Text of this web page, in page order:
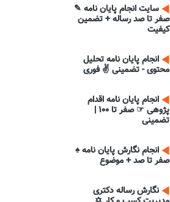
سایت انجام پایان نامه ✎
صفر تا صد رساله + تضمین
کیفیت
انجام پایان نامه تحلیل
محتوی - تضمینی ✌ فوری
انجام پایان نامه اقدام
پژوهی ☞ صفر تا 100 |
تضمینی
انجام نگارش پایان نامه ♠
صفر تا صد + موضوع
نگارش رساله دکتری